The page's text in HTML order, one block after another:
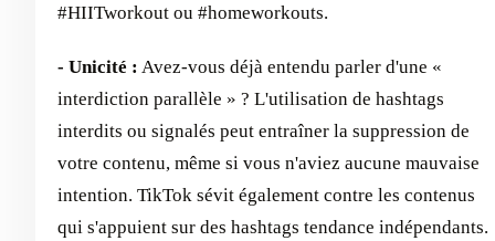
#HIITworkout ou #homeworkouts.
- Unicité : Avez-vous déjà entendu parler d'une «
interdiction parallèle » ? L'utilisation de hashtags
interdits ou signalés peut entraîner la suppression de
votre contenu, même si vous n'aviez aucune mauvaise
intention. TikTok sévit également contre les contenus
qui s'appuient sur des hashtags tendance indépendants.